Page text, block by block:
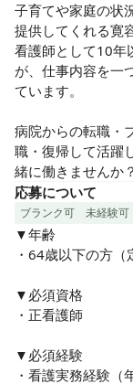
子育てや家庭の状
提供してくれる寛
看護師として10年
が、仕事内容を一
ています。
病院からの転職・
職・復帰して活躍
緒に働きませんか？
応募について
ブランク可 未経験可
▼年齢
・64歳以下の方（
▼必須資格
・正看護師
▼必須経験
・看護実務経験